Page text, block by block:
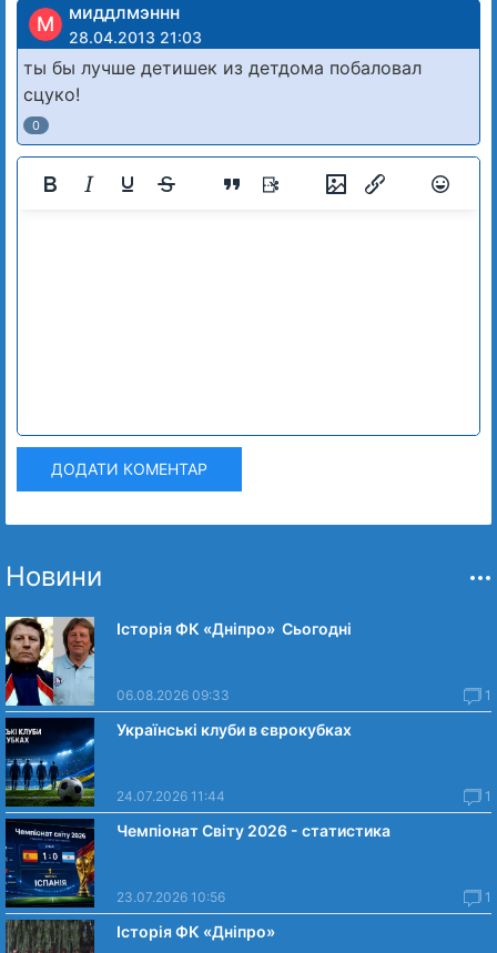
М миддлмэннн
28.04.2013 21:03
ты бы лучше детишек из детдома побаловал
сцуко!
0
ДОДАТИ КОМЕНТАР
Новини
Історія ФК «Дніпро» Сьогодні
06.08.2026 09:33 1
Українські клуби в єврокубках
24.07.2026 11:44 1
Чемпіонат Світу 2026 - статистика
23.07.2026 10:56 1
Історія ФК «Дніпро»